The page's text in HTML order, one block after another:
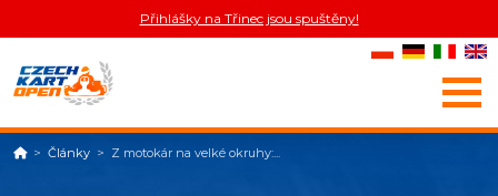
Přihlášky na Třinec jsou spuštěny!
DomůČlánky Z motokár na velké okruhy:...